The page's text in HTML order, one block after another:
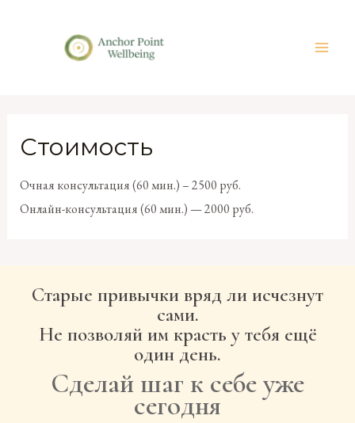
Стоимость
Очная консультация (60 мин.) – 2500 руб.
Онлайн-консультация (60 мин.) — 2000 руб.
Старые привычки вряд ли исчезнут
сами.
Не позволяй им красть у тебя ещё
один день.
Сделай шаг к себе уже
сегодня